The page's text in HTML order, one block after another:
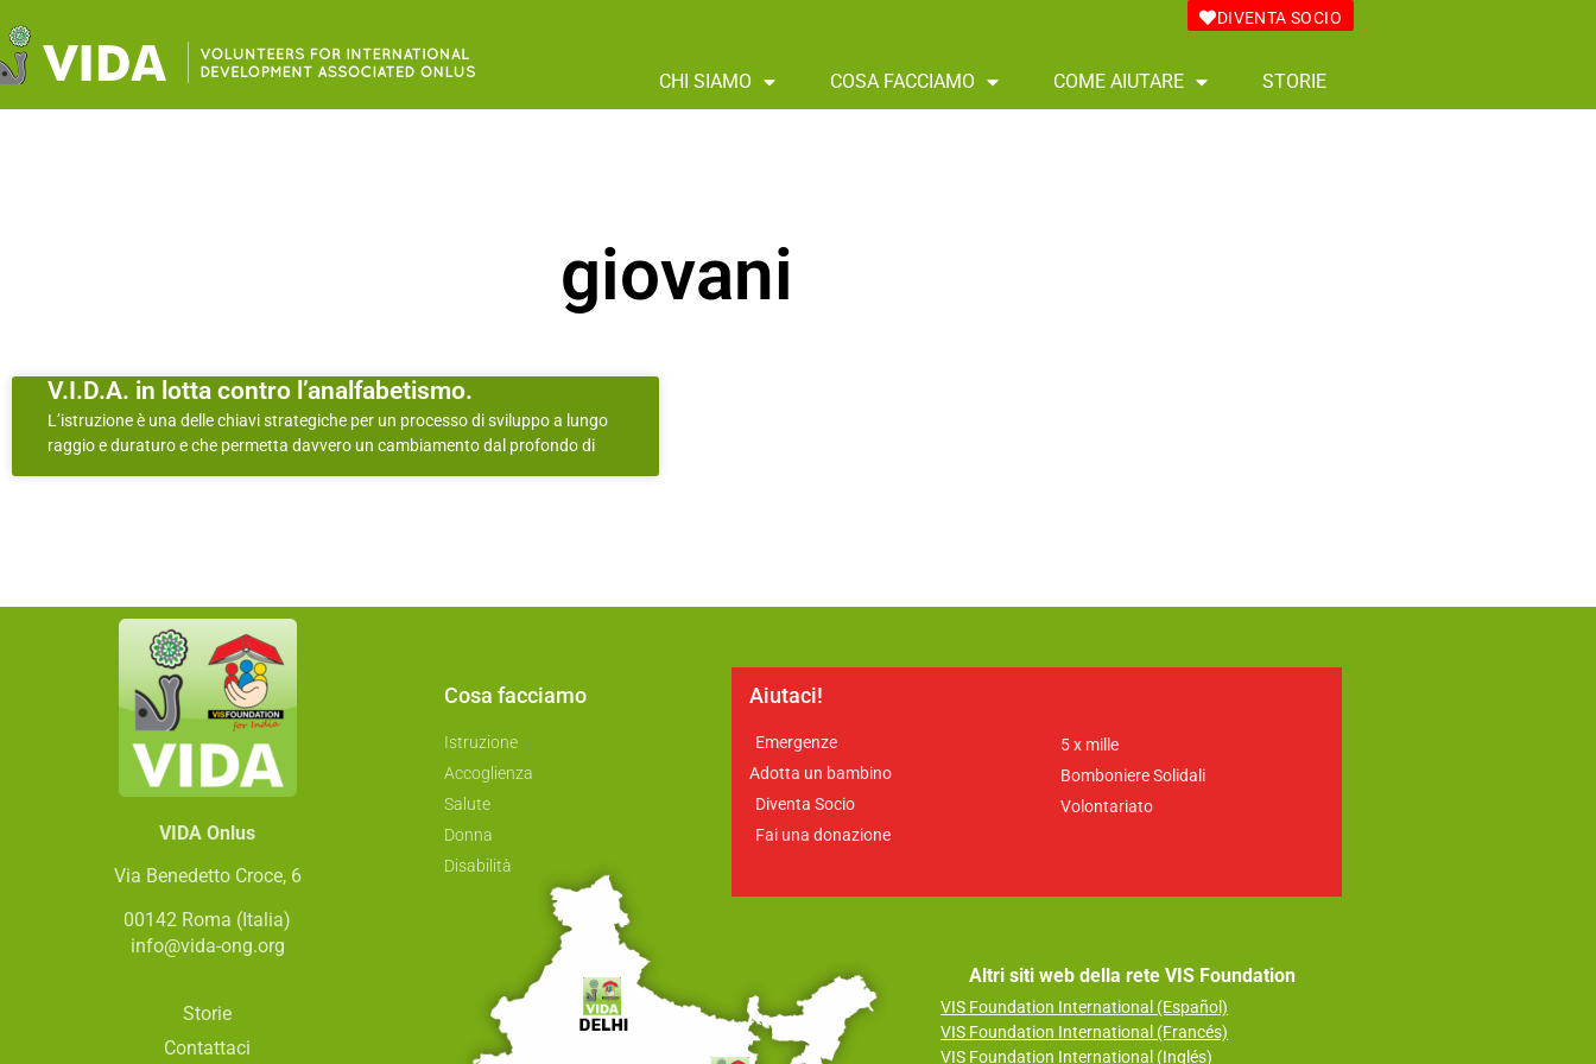
DIVENTA SOCIO
CHI SIAMO COSA FACCIAMO COME AIUTARE STORIE
giovani
V.I.D.A. in lotta contro l’analfabetismo.
L’istruzione è una delle chiavi strategiche per un processo di sviluppo a lungo
raggio e duraturo e che permetta davvero un cambiamento dal profondo di
VIDA Onlus
Via Benedetto Croce, 6
00142 Roma (Italia)
info@vida-ong.org
Storie
Contattaci
Cosa facciamo
Istruzione
Accoglienza
Salute
Donna
Disabilità
Aiutaci!
Emergenze
Adotta un bambino
Diventa Socio
Fai una donazione
5 x mille
Bomboniere Solidali
Volontariato
Altri siti web della rete VIS Foundation
VIS Foundation International (Español)
VIS Foundation International (Francés)
VIS Foundation International (Inglés)